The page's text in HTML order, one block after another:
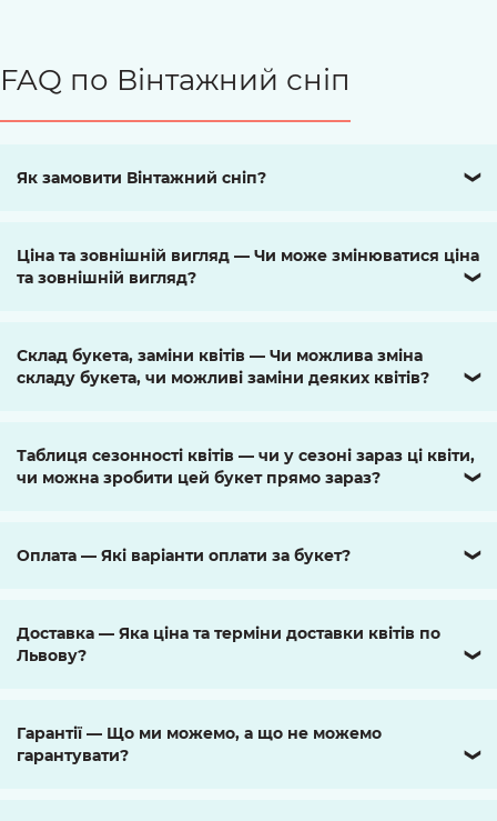
FAQ по Вінтажний сніп
Як замовити Вінтажний сніп? ❯
Ціна та зовнішній вигляд — Чи може змінюватися ціна
та зовнішній вигляд?
❯
Склад букета, заміни квітів — Чи можлива зміна
складу букета, чи можливі заміни деяких квітів?
❯
Таблиця сезонності квітів — чи у сезоні зараз ці квіти,
чи можна зробити цей букет прямо зараз?
❯
Оплата — Які варіанти оплати за букет? ❯
Доставка — Яка ціна та терміни доставки квітів по
Львову?
❯
Гарантії — Що ми можемо, а що не можемо
гарантувати?
❯